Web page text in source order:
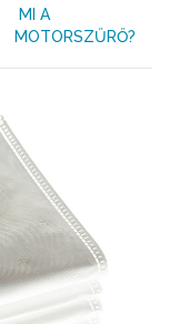
MI A
MOTORSZŰRŐ?